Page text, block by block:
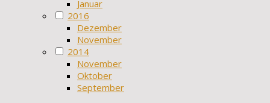
Januar
2016
Dezember
November
2014
November
Oktober
September